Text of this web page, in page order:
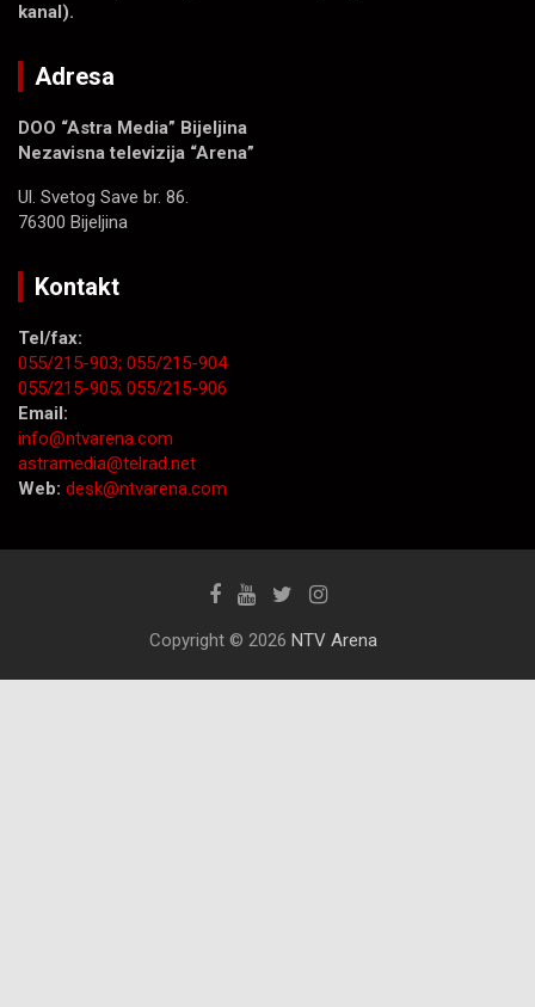
kanal).
Adresa
DOO “Astra Media” Bijeljina
Nezavisna televizija “Arena”
Ul. Svetog Save br. 86.
76300 Bijeljina
Kontakt
Tel/fax:
055/215-903; 055/215-904
055/215-905; 055/215-906
Email:
info@ntvarena.com
astramedia@telrad.net
Web: desk@ntvarena.com
Copyright © 2026 NTV Arena